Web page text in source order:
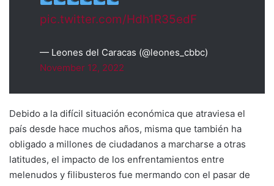
pic.twitter.com/Hdh1R35edF
— Leones del Caracas (@leones_cbbc)
November 12, 2022
Debido a la difícil situación económica que atraviesa el
país desde hace muchos años, misma que también ha
obligado a millones de ciudadanos a marcharse a otras
latitudes, el impacto de los enfrentamientos entre
melenudos y filibusteros fue mermando con el pasar de